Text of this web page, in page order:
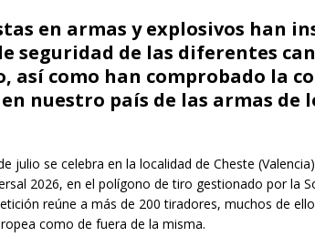
en armas y explosivos han
seguridad de las diferentes
así como han comprobado la
nuestro país de las armas de
julio se celebra en la localidad de Cheste
2026, en el polígono de tiro gestionado por la
reúne a más de 200 tiradores, muchos de
como de fuera de la misma.